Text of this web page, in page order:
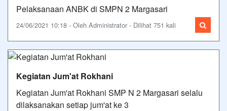
Pelaksanaan ANBK di SMPN 2 Margasari
24/06/2021 10:18 - Oleh Administrator - Dilihat 751 kali
Kegiatan Jum'at Rokhani
Kegiatan Jum'at Rokhani SMP N 2 Margasari selalu
dilaksanakan setiap jum'at ke 3